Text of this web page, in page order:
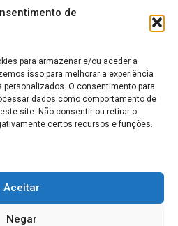
de
para armazenar e/ou aceder a
isso para melhorar a experiência
personalizados. O consentimento para
dados como comportamento de
site. Não consentir ou retirar o
certos recursos e funções.
Aceitar
Negar
Sagrada Família
Cadafaz Gois 3330-013 Gois